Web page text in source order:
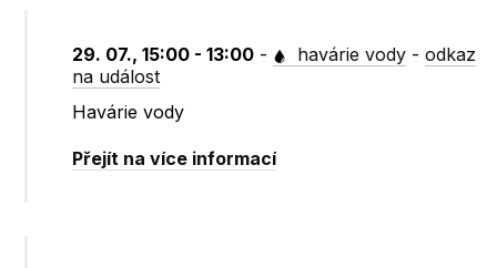
29. 07., 15:00 - 13:00 - havárie vody -odkaz
na událost
Havárie vody
Přejít na více informací